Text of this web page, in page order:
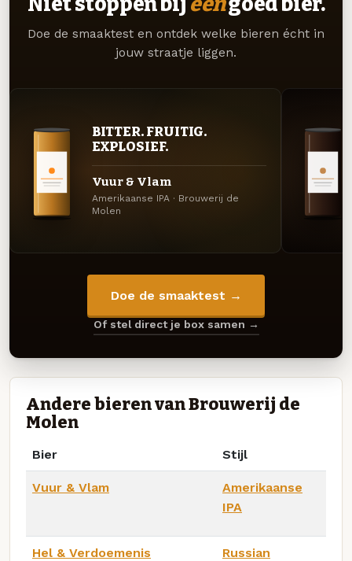
Doe de smaaktest en ontdek welke bieren écht in
jouw straatje liggen.
BITTER. FRUITIG.
EXPLOSIEF.
Vuur & Vlam
Amerikaanse IPA · Brouwerij de
Molen
Doe de smaaktest →
Of stel direct je box samen →
Andere bieren van Brouwerij de
Molen
Bier Stijl
Vuur & Vlam
Amerikaanse
IPA
Hel & Verdoemenis
Russian